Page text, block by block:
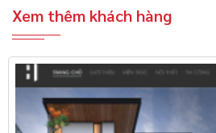
Xem thêm khách hàng